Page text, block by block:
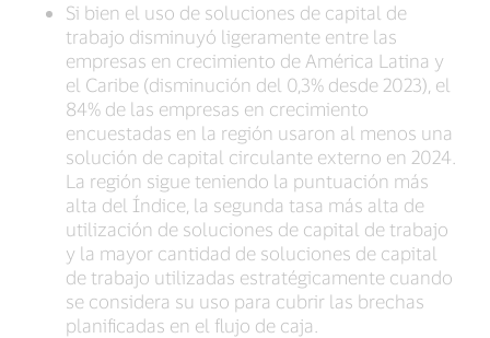
Si bien el uso de soluciones de capital de
trabajo disminuyó ligeramente entre las
empresas en crecimiento de América Latina y
el Caribe (disminución del 0,3% desde 2023), el
84% de las empresas en crecimiento
encuestadas en la región usaron al menos una
solución de capital circulante externo en 2024.
La región sigue teniendo la puntuación más
alta del Índice, la segunda tasa más alta de
utilización de soluciones de capital de trabajo
y la mayor cantidad de soluciones de capital
de trabajo utilizadas estratégicamente cuando
se considera su uso para cubrir las brechas
planificadas en el flujo de caja.